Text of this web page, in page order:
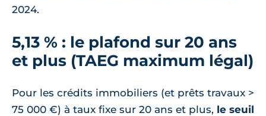
2024.
5,13 % : le plafond sur 20 ans
et plus (TAEG maximum légal)
Pour les crédits immobiliers (et prêts travaux >
75 000 €) à taux fixe sur 20 ans et plus, le seuil